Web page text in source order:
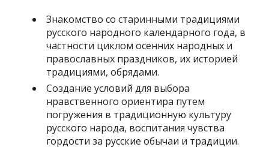
Знакомство со старинными традициями
русского народного календарного года, в
частности циклом осенних народных и
православных праздников, их историей
традициями, обрядами.
Создание условий для выбора
нравственного ориентира путем
погружения в традиционную культуру
русского народа, воспитания чувства
гордости за русские обычаи и традиции.